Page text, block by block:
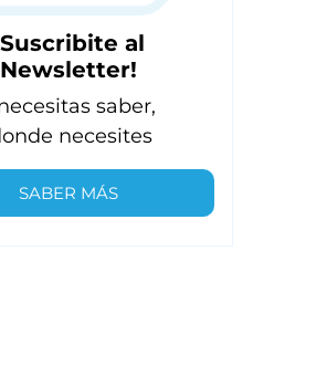
al
Newsletter!
saber,
necesites
SABER MÁS